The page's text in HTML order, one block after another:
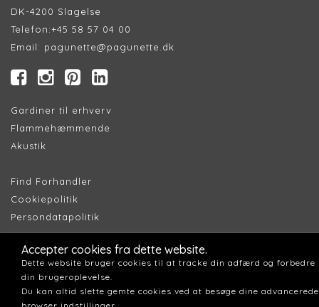
DK-4200 Slagelse
Telefon:+45 58 57 04 00
Email: pagunette@pagunette.dk
Gardiner til erhverv
Flammehæmmende
Akustik
Find Forhandler
Cookiepolitik
Persondatapolitik
Accepter cookies fra dette website.
Dette website bruger cookies til at tracke din adfærd og forbedre
din brugeroplevelse.
Du kan altid slette gemte cookies ved at besøge dine advancerede